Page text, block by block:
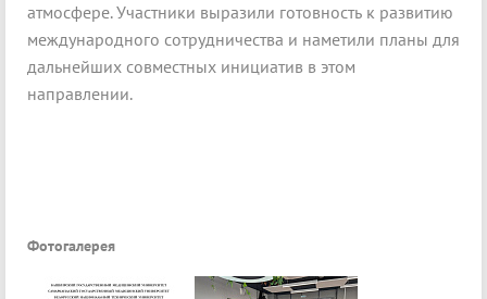
атмосфере. Участники выразили готовность к развитию
международного сотрудничества и наметили планы для
дальнейших совместных инициатив в этом
направлении.
Фотогалерея